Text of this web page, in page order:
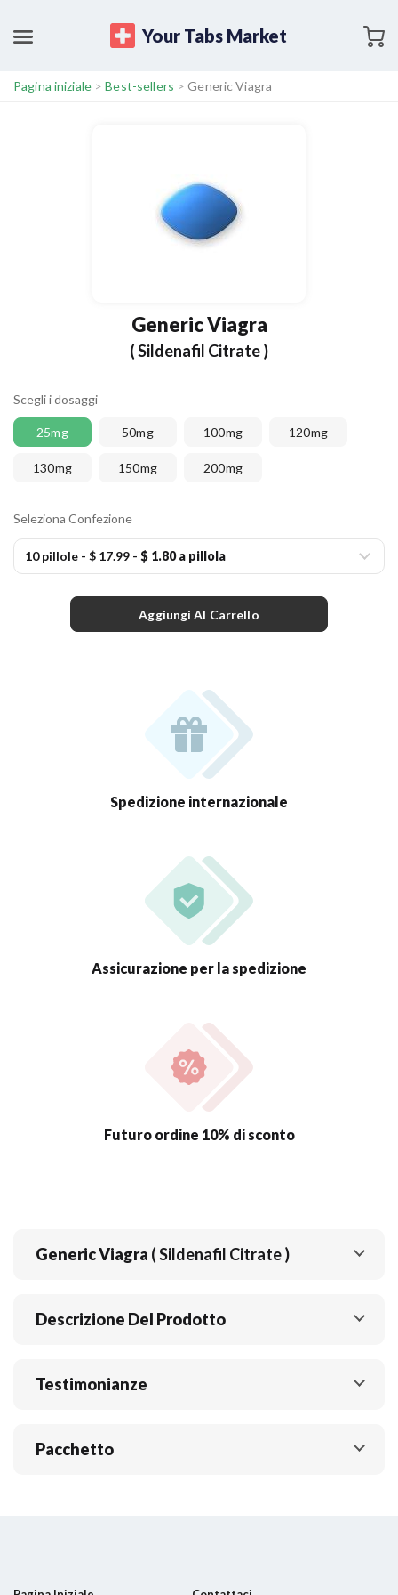
Your Tabs Market
Pagina iniziale>Best-sellers >Generic Viagra
Generic Viagra
( Sildenafil Citrate )
Scegli i dosaggi
25mg 50mg 100mg 120mg
130mg 150mg 200mg
Seleziona Confezione
10 pillole - $ 17.99 - $ 1.80 a pillola
Aggiungi Al Carrello
Spedizione internazionale
Assicurazione per la spedizione
Futuro ordine 10% di sconto
Generic Viagra ( Sildenafil Citrate )
Descrizione Del Prodotto
Testimonianze
Pacchetto